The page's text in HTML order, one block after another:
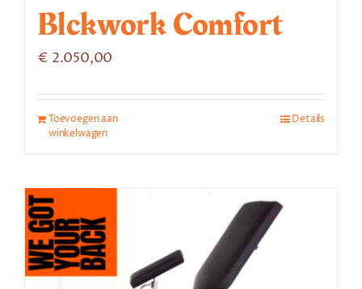
Blckwork Comfort
€ 2.050,00
Toevoegen aan
winkelwagen
Details